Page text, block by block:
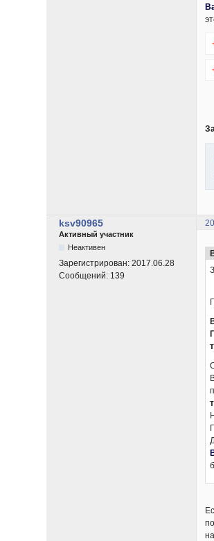
ksv90965
Активный участник
Неактивен
Зарегистрирован:2017.06.28
Сообщений: 139